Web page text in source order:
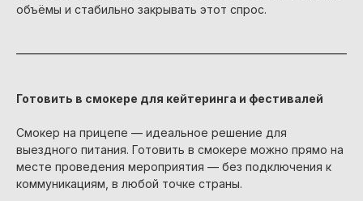
объёмы и стабильно закрывать этот спрос.
Готовить в смокере для кейтеринга и фестивалей
Смокер на прицепе — идеальное решение для
выездного питания. Готовить в смокере можно прямо на
месте проведения мероприятия — без подключения к
коммуникациям, в любой точке страны.